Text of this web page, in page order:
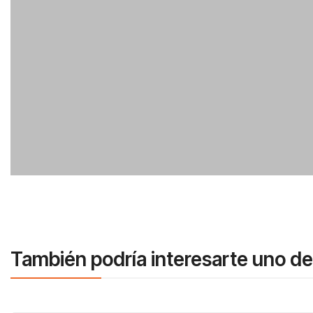
También podría interesarte uno